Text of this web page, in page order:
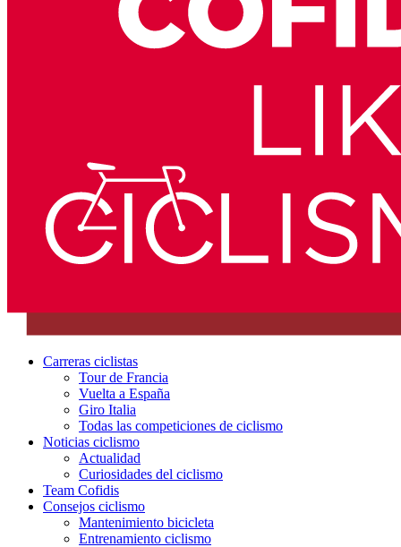
Carreras ciclistas
Tour de Francia
Vuelta a España
Giro Italia
Todas las competiciones de ciclismo
Noticias ciclismo
Actualidad
Curiosidades del ciclismo
Team Cofidis
Consejos ciclismo
Mantenimiento bicicleta
Entrenamiento ciclismo